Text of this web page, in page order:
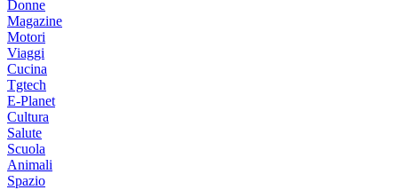
Donne
Magazine
Motori
Viaggi
Cucina
Tgtech
E-Planet
Cultura
Salute
Scuola
Animali
Spazio